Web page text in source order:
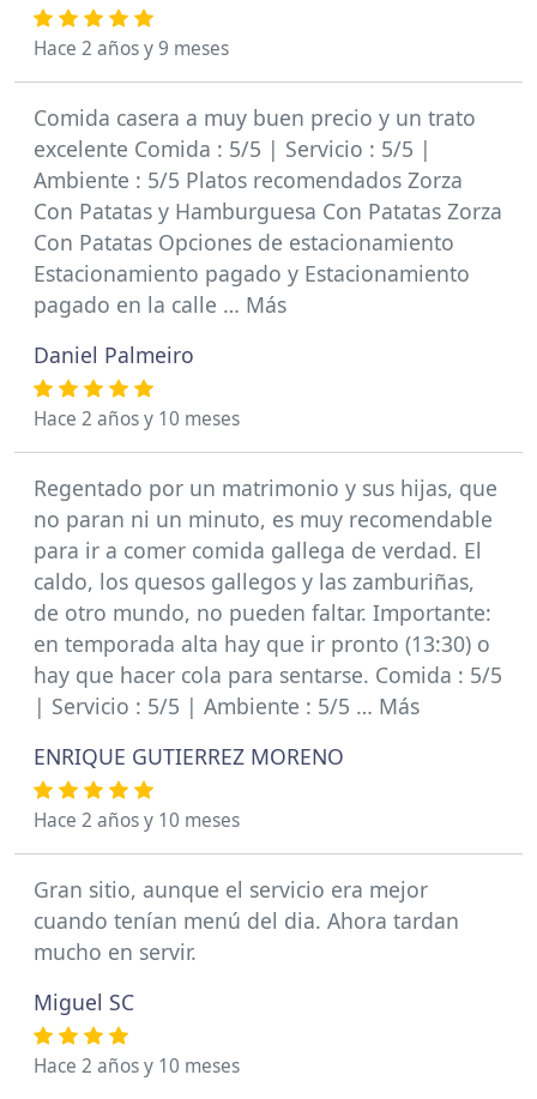
Hace 2 años y 9 meses
Comida casera a muy buen precio y un trato
excelente Comida : 5/5 | Servicio : 5/5 |
Ambiente : 5/5 Platos recomendados Zorza
Con Patatas y Hamburguesa Con Patatas Zorza
Con Patatas Opciones de estacionamiento
Estacionamiento pagado y Estacionamiento
pagado en la calle … Más
Daniel Palmeiro
Hace 2 años y 10 meses
Regentado por un matrimonio y sus hijas, que
no paran ni un minuto, es muy recomendable
para ir a comer comida gallega de verdad. El
caldo, los quesos gallegos y las zamburiñas,
de otro mundo, no pueden faltar. Importante:
en temporada alta hay que ir pronto (13:30) o
hay que hacer cola para sentarse. Comida : 5/5
| Servicio : 5/5 | Ambiente : 5/5 … Más
ENRIQUE GUTIERREZ MORENO
Hace 2 años y 10 meses
Gran sitio, aunque el servicio era mejor
cuando tenían menú del dia. Ahora tardan
mucho en servir.
Miguel SC
Hace 2 años y 10 meses